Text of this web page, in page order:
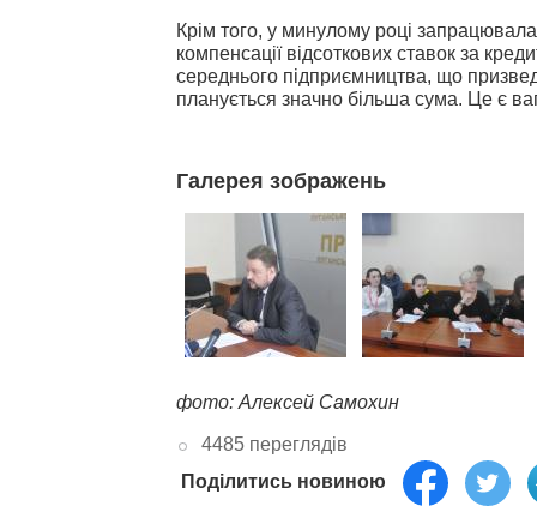
Крім того, у минулому році
компенсації відсоткових ставок за
середнього підприємництва, що
планується значно більша сума. Це є
Галерея зображень
фото: Алексей Самохин
4485 переглядів
Поділитись новиною